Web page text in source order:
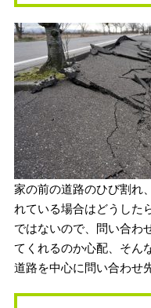
家の前の道路のひび割れ
れている場合はどうした
ではないので、問い合わ
てくれるのか心配、そん
道路を中心に問い合わせ